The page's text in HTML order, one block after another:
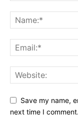
Save my name,
next time I comment.